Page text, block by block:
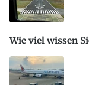
Wie viel wissen